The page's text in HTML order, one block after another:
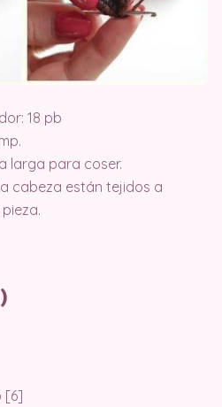
18 pb
larga para coser.
cabeza están tejidos a
[6]